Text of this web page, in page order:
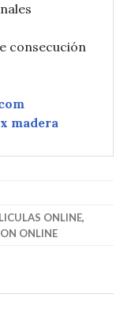
consecución
madera
ONLINE,
ONLINE